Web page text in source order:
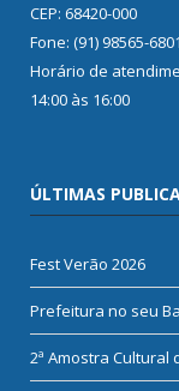
CEP: 68420-000
Fone: (91) 98565-6801
Horário de
14:00 às 16:00
ÚLTIMAS
Fest Verão 2026
Prefeitura no seu
2ª Amostra Cultural